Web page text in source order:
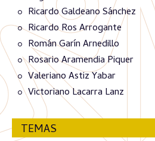
Ricardo Galdeano Sánchez
Ricardo Ros Arrogante
Román Garín Arnedillo
Rosario Aramendia Piquer
Valeriano Astiz Yabar
Victoriano Lacarra Lanz
TEMAS